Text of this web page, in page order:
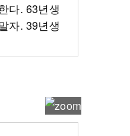
다. 63년생
자. 39년생